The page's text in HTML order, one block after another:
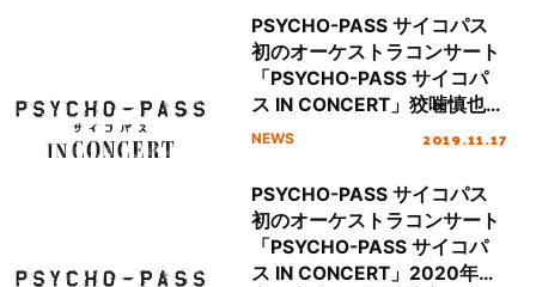
髙のり子)が決定！
PSYCHO-PASS サイコパス
初のオーケストラコンサート
「PSYCHO-PASS サイコパ
ス IN CONCERT」狡噛慎也
(CV：関智一) 、槙島聖護
(CV：野島健児)、縢秀星
(CV：石田彰)の出演が決定！
オフィシャル2次先行受付ス
タート！
NEWS 2019.11.17
PSYCHO-PASS サイコパス
初のオーケストラコンサート
「PSYCHO-PASS サイコパ
ス IN CONCERT」2020年東